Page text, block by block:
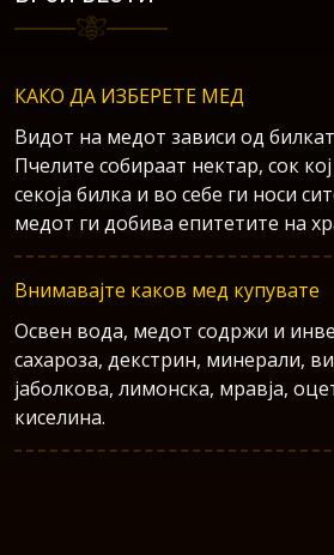
КАКО ДА ИЗБЕРЕТЕ МЕД
Видот на медот зависи од
Пчелите собираат нектар, сок
секоја билка и во себе ги носи
медот ги добива епитетите на
Внимавајте каков мед купувате
Освен вода, медот содржи и
сахароза, декстрин, минерали,
јаболкова, лимонска, мравја,
киселина.